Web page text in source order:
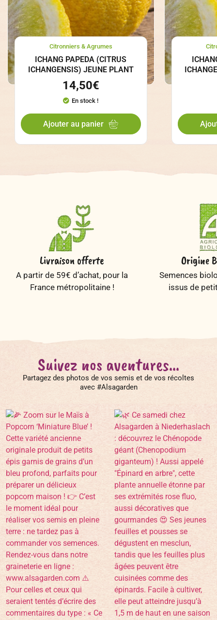
Citronniers & Agrumes
ICHANG PAPEDA (CITRUS
ICHANGENSIS) JEUNE PLANT
14,50€
En stock !
Ajouter au panier
Livraison offerte
A partir de 59€ d’achat, pour la
France métropolitaine !
Origine
Semences
issus de
Suivez nos aventures...
Partagez des photos de vos semis et de vos récoltes
avec #Alsagarden